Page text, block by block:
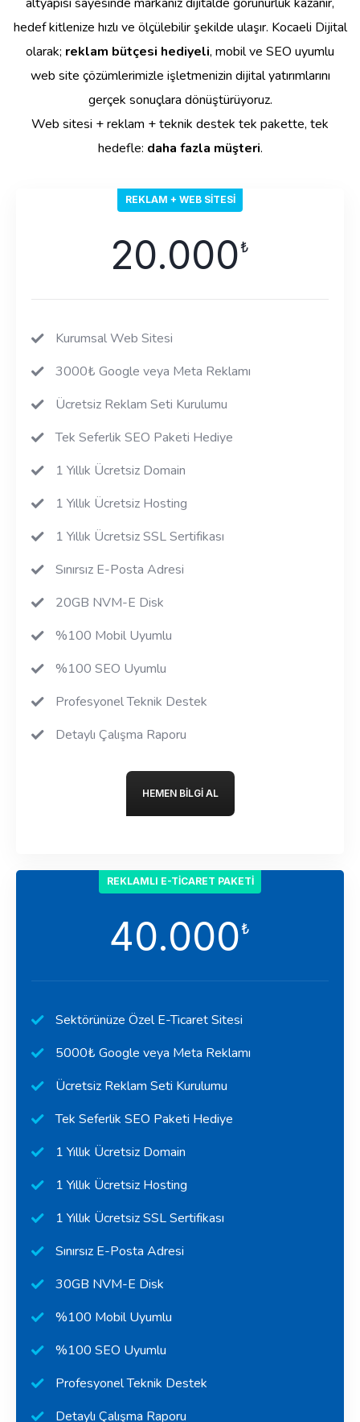
hedef kitlenize hızlı ve ölçülebilir şekilde ulaşır. Kocaeli Dijital
olarak; reklam bütçesi hediyeli, mobil ve SEO uyumlu
web site çözümlerimizle işletmenizin dijital yatırımlarını
gerçek sonuçlara dönüştürüyoruz.
Web sitesi + reklam + teknik destek tek pakette, tek
hedefle: daha fazla müşteri.
REKLAM + WEB SITESI
20.000₺
Kurumsal Web Sitesi
3000₺ Google veya Meta Reklamı
Ücretsiz Reklam Seti Kurulumu
Tek Seferlik SEO Paketi Hediye
1 Yıllık Ücretsiz Domain
1 Yıllık Ücretsiz Hosting
1 Yıllık Ücretsiz SSL Sertifikası
Sınırsız E-Posta Adresi
20GB NVM-E Disk
%100 Mobil Uyumlu
%100 SEO Uyumlu
Profesyonel Teknik Destek
Detaylı Çalışma Raporu
HEMEN BILGI AL
REKLAMLI E-TICARET PAKETI
40.000₺
Sektörünüze Özel E-Ticaret Sitesi
5000₺ Google veya Meta Reklamı
Ücretsiz Reklam Seti Kurulumu
Tek Seferlik SEO Paketi Hediye
1 Yıllık Ücretsiz Domain
1 Yıllık Ücretsiz Hosting
1 Yıllık Ücretsiz SSL Sertifikası
Sınırsız E-Posta Adresi
30GB NVM-E Disk
%100 Mobil Uyumlu
%100 SEO Uyumlu
Profesyonel Teknik Destek
Detaylı Çalışma Raporu